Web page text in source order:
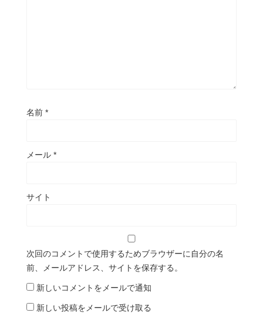
名前 *
メール *
サイト
次回のコメントで使用するためブラウザーに自分の名
前、メールアドレス、サイトを保存する。
新しいコメントをメールで通知
新しい投稿をメールで受け取る